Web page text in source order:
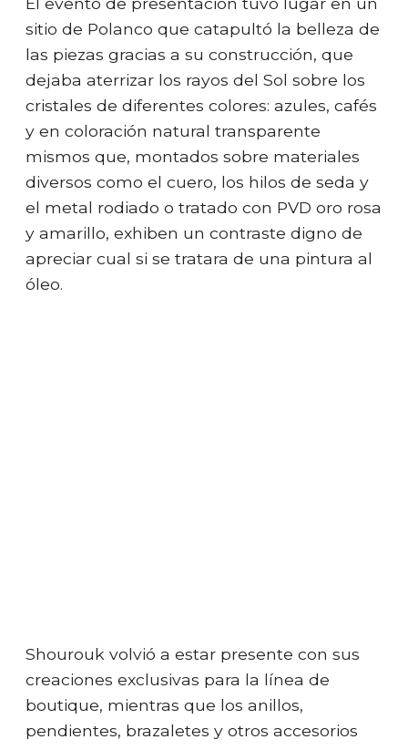
sitio de Polanco que catapultó la belleza de
las piezas gracias a su construcción, que
dejaba aterrizar los rayos del Sol sobre los
cristales de diferentes colores: azules, cafés
y en coloración natural transparente
mismos que, montados sobre materiales
diversos como el cuero, los hilos de seda y
el metal rodiado o tratado con PVD oro rosa
y amarillo, exhiben un contraste digno de
apreciar cual si se tratara de una pintura al
óleo.
Shourouk volvió a estar presente con sus
creaciones exclusivas para la línea de
boutique, mientras que los anillos,
pendientes, brazaletes y otros accesorios